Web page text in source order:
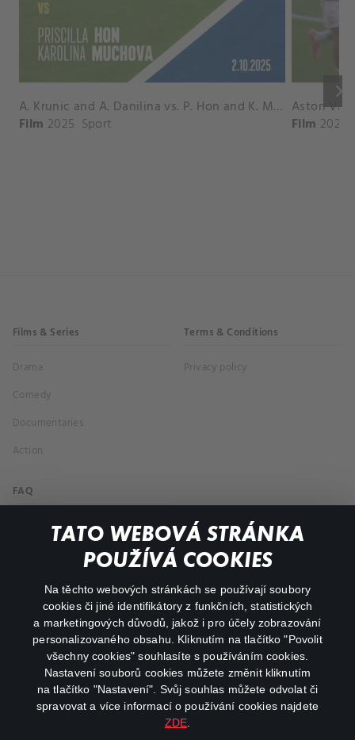
TATO WEBOVÁ STRÁNKA
POUŽÍVÁ COOKIES
Na těchto webových stránkách se používají soubory
cookies či jiné identifikátory z funkčních, statistických
a marketingových důvodů, jakož i pro účely zobrazování
personalizovaného obsahu. Kliknutím na tlačítko "Povolit
všechny cookies" souhlasíte s používáním cookies.
Nastavení souborů cookies můžete změnit kliknutím
na tlačítko "Nastavení". Svůj souhlas můžete odvolat či
spravovat a více informací o používání cookies najdete
ZDE
keyboard_arrow_right
A. Krunic and A. Danilina vs. P. Hon and K. Muchova Match Highlights - BEIJING_Capital Group Diamond ( October 02, 2025)
Film 2025 Sport Film 2026
Films & Series
Drama
Comedy
Documentaries
Action
Terms & Conditions
Privacy policy
FAQ
My profile
facebookinstagram
youtube